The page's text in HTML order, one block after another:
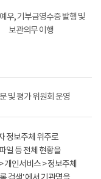
우, 기부금영수증 발행 및
보관의무 이행
및 평가 위원회 운영
정보주체 위주로
일 등 전체 현황을
인서비스 > 정보주체